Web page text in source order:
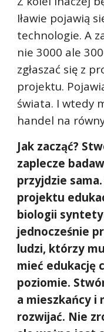
Iławie pojawią
technologie. A
nie 3000 ale
zgłaszać się z
projektu.
świata. I wtedy
handel na
Jak zacząć?
zaplecze
przyjdzie
projektu
biologii
jednocześnie
ludzi, którzy
mieć edukację
poziomie.
a mieszkańcy i
rozwijać. Nie